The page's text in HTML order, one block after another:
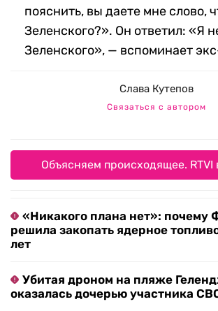
пояснить, вы даете мне слово,
Зеленского?». Он ответил: «Я
Зеленского», — вспоминает
Слава Кутепов
Связаться с автором
Объясняем происходящее. RTVI
«Никакого плана нет»: почему
решила закопать ядерное
лет
Убитая дроном на пляже
оказалась дочерью участника